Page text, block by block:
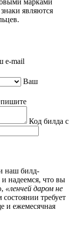
марками
являются
e-mail
Ваш
Код билда с
наш билд-
и надеемся, что вы
«ленчей даром не
требует
и ежемесячная